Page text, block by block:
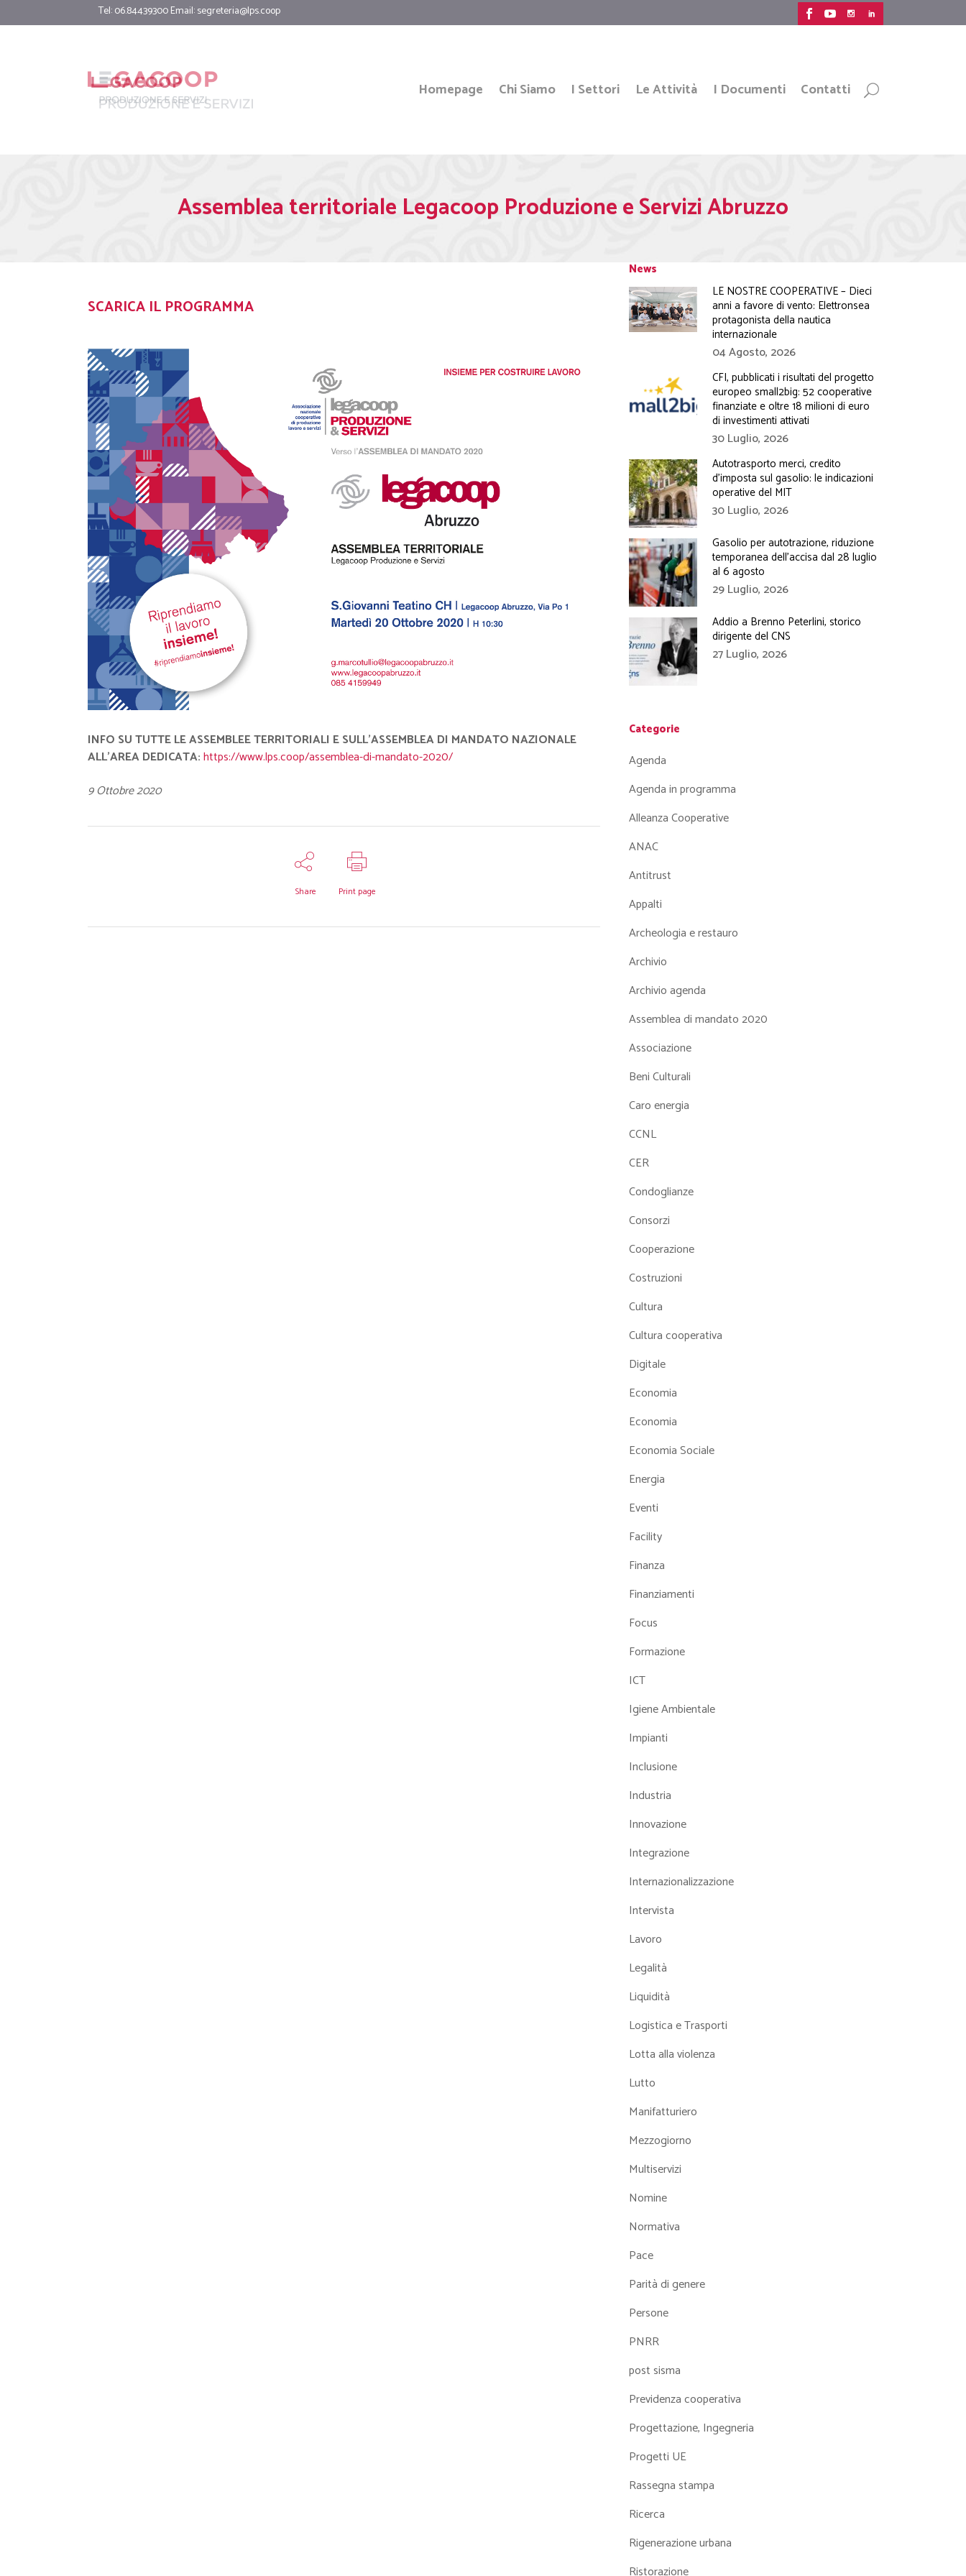
Tel: 06.84439300 Email:segreteria@lps.coop
Homepage Chi Siamo I Settori Le Attività I Documenti Contatti
Assemblea territoriale Legacoop Produzione e Servizi Abruzzo
SCARICA IL PROGRAMMA
INFO SU TUTTE LE ASSEMBLEE TERRITORIALI E SULL’ASSEMBLEA DI MANDATO NAZIONALE
ALL’AREA DEDICATA:https://www.lps.coop/assemblea-di-mandato-2020/
9 Ottobre 2020
Share Print page
News
LE NOSTRE COOPERATIVE – Dieci
anni a favore di vento: Elettronsea
protagonista della nautica
internazionale
04 Agosto, 2026
CFI, pubblicati i risultati del progetto
europeo small2big: 52 cooperative
finanziate e oltre 18 milioni di euro
di investimenti attivati
30 Luglio, 2026
Autotrasporto merci, credito
d’imposta sul gasolio: le indicazioni
operative del MIT
30 Luglio, 2026
Gasolio per autotrazione, riduzione
temporanea dell’accisa dal 28 luglio
al 6 agosto
29 Luglio, 2026
Addio a Brenno Peterlini, storico
dirigente del CNS
27 Luglio, 2026
Categorie
Agenda
Agenda in programma
Alleanza Cooperative
ANAC
Antitrust
Appalti
Archeologia e restauro
Archivio
Archivio agenda
Assemblea di mandato 2020
Associazione
Beni Culturali
Caro energia
CCNL
CER
Condoglianze
Consorzi
Cooperazione
Costruzioni
Cultura
Cultura cooperativa
Digitale
Economia
Economia
Economia Sociale
Energia
Eventi
Facility
Finanza
Finanziamenti
Focus
Formazione
ICT
Igiene Ambientale
Impianti
Inclusione
Industria
Innovazione
Integrazione
Internazionalizzazione
Intervista
Lavoro
Legalità
Liquidità
Logistica e Trasporti
Lotta alla violenza
Lutto
Manifatturiero
Mezzogiorno
Multiservizi
Nomine
Normativa
Pace
Parità di genere
Persone
PNRR
post sisma
Previdenza cooperativa
Progettazione, Ingegneria
Progetti UE
Rassegna stampa
Ricerca
Rigenerazione urbana
Ristorazione